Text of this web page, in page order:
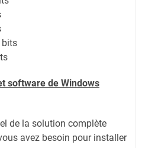
bits
software de Windows
de la solution complète
avez besoin pour installer